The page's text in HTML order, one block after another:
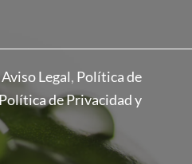
Aviso Legal, Política de
de Privacidad y